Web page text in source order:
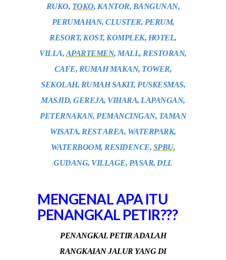
RUKO, TOKO, KANTOR, BANGUNAN,
PERUMAHAN, CLUSTER, PERUM,
RESORT, KOST, KOMPLEK, HOTEL,
VILLA, APARTEMEN, MALL, RESTORAN,
CAFE, RUMAH MAKAN, TOWER,
SEKOLAH, RUMAH SAKIT, PUSKESMAS,
MASJID, GEREJA, VIHARA, LAPANGAN,
PETERNAKAN, PEMANCINGAN, TAMAN
WISATA, REST AREA, WATERPARK,
WATERBOOM, RESIDENCE, SPBU,
GUDANG, VILLAGE, PASAR, DLL
MENGENAL APA ITU
PENANGKAL PETIR???
PENANGKAL PETIR ADALAH
RANGKAIAN JALUR YANG DI